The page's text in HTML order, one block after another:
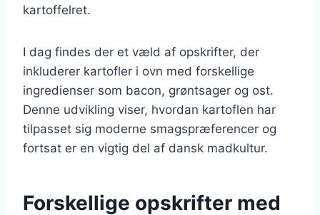
kartoffelret.
I dag findes der et væld af opskrifter, der
inkluderer kartofler i ovn med forskellige
ingredienser som bacon, grøntsager og ost.
Denne udvikling viser, hvordan kartoflen har
tilpasset sig moderne smagspræferencer og
fortsat er en vigtig del af dansk madkultur.
Forskellige opskrifter med